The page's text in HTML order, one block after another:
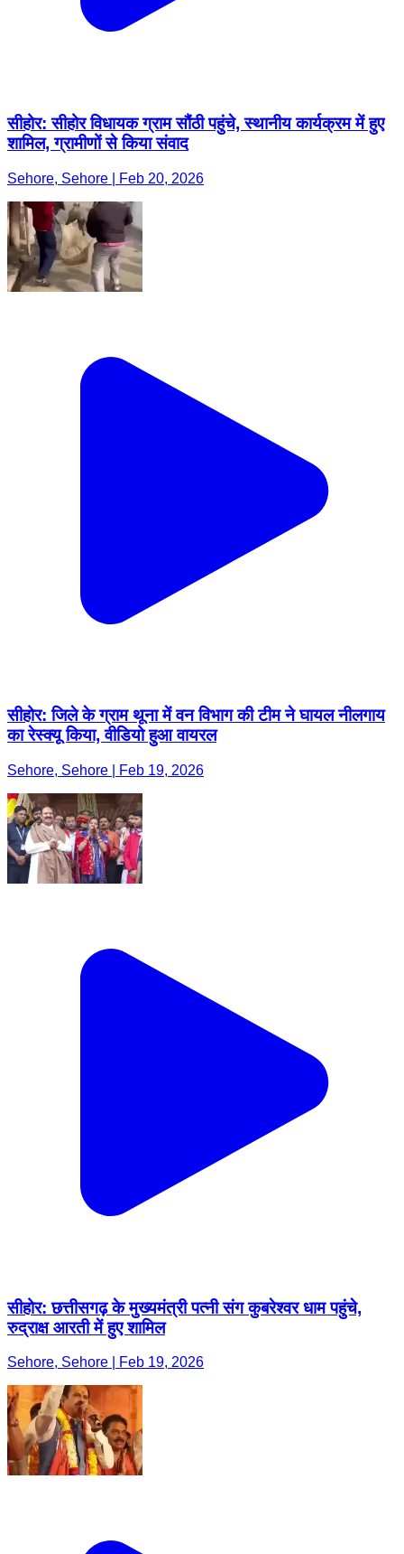
सीहोर: सीहोर विधायक ग्राम सौंठी पहुंचे, स्थानीय कार्यक्रम में हुए
शामिल, ग्रामीणों से किया संवाद
Sehore, Sehore | Feb 20, 2026
सीहोर: जिले के ग्राम थूना में वन विभाग की टीम ने घायल नीलगाय
का रेस्क्यू किया, वीडियो हुआ वायरल
Sehore, Sehore | Feb 19, 2026
सीहोर: छत्तीसगढ़ के मुख्यमंत्री पत्नी संग कुबरेश्वर धाम पहुंचे,
रुद्राक्ष आरती में हुए शामिल
Sehore, Sehore | Feb 19, 2026